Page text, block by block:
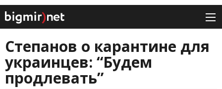
Степанов о карантине для
украинцев: “Будем
продлевать”